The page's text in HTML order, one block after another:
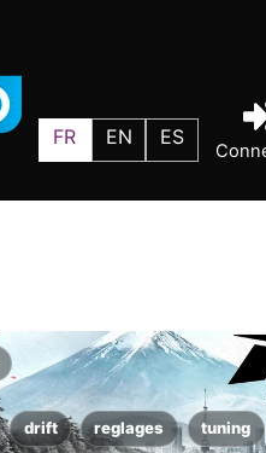
FR EN ES
drift reglages tuning